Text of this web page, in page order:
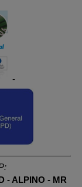
-
-ALPINO - MR